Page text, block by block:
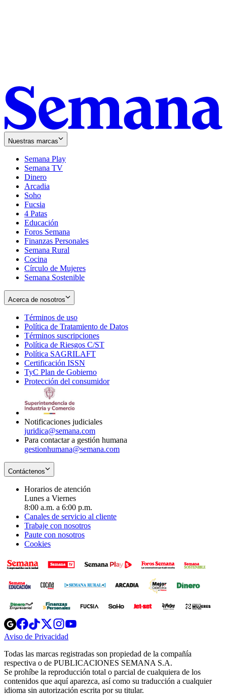
Nuestras marcas
Semana Play
Semana TV
Dinero
Arcadia
Soho
in
new
window
Fucsia
in
new
window
4 Patas
Educación
Foros Semana
Finanzas Personales
Semana Rural
Cocina
Círculo de Mujeres
Semana Sostenible
Acerca de nosotros
Términos de uso
in
new
window
Política de Tratamiento de Datos
Términos suscripciones
in
Política de Riesgos C/ST
Política SAGRILAFT
new
window
Certificación ISSN
in
new
TyC Plan de Gobierno
in
Protección del consumidorOpens
Notificaciones judiciales
juridica@semana.com
Para contactar a gestión humana
gestionhumana@semana.com
Contáctenos
Horarios de atención
Lunes a Viernes
8:00 a.m. a 6:00 p.m.
Canales de servicio al cliente
Trabaje con nosotros
Paute con nosotros
Cookies
Opens
in
new
Opens
in
new
Opens
in
new
window
Opens
new
windowwindow
Aviso de Privacidad
new
window
Todas las marcas registradas son propiedad de la compañía
respectiva o de PUBLICACIONES SEMANA S.A.
Se prohíbe la reproducción total o parcial de cualquiera de los
contenidos que aquí aparezca, así como su traducción a cualquier
idioma sin autorización escrita por su titular.